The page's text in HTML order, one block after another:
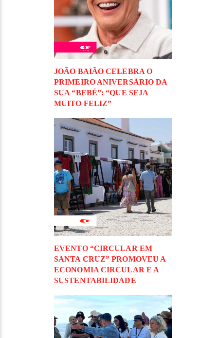
JOÃO BAIÃO CELEBRA O
PRIMEIRO ANIVERSÁRIO DA
SUA “BEBÉ”: “QUE SEJA
MUITO FELIZ”
EVENTO “CIRCULAR EM
SANTA CRUZ” PROMOVEU A
ECONOMIA CIRCULAR E A
SUSTENTABILIDADE